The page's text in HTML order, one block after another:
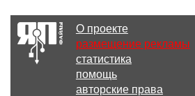
О проекте
размещение рекламы
статистика
помощь
авторские права